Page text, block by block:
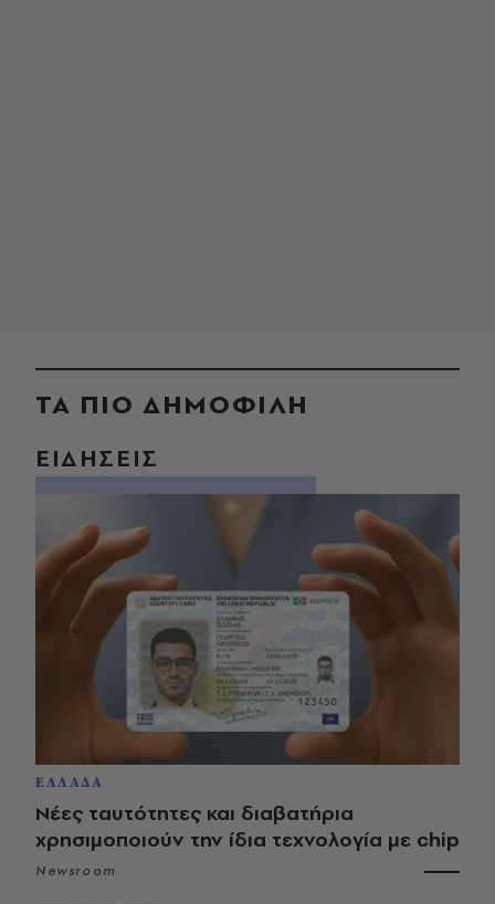
ΤΑ ΠΙΟ ΔΗΜΟΦΙΛΗ
ΕΙΔΗΣΕΙΣ
ΕΛΛΑΔΑ
Νέες ταυτότητες και διαβατήρια
χρησιμοποιούν την ίδια τεχνολογία με chip
Newsroom